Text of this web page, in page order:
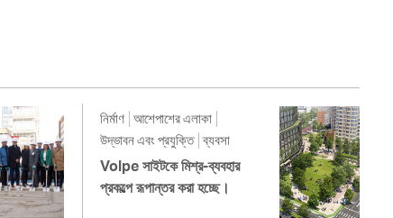
নির্মাণ আশেপাশের এলাকা
উদ্ভাবন এবং প্রযুক্তি ব্যবসা
Volpe সাইটকে মিশ্র-ব্যবহার
প্রকল্পে রূপান্তর করা হচ্ছে।